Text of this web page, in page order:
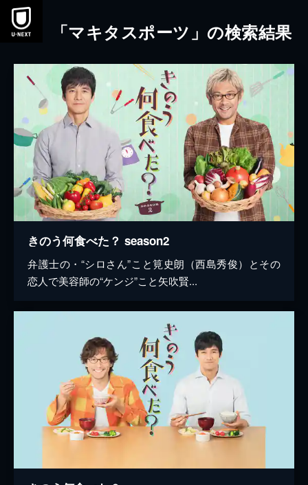
本文へスキップ
「マキタスポーツ」の検索結果
きのう何食べた？ season2
弁護士の・“シロさん”こと筧史朗（西島秀俊）とその
恋人で美容師の“ケンジ”こと矢吹賢...